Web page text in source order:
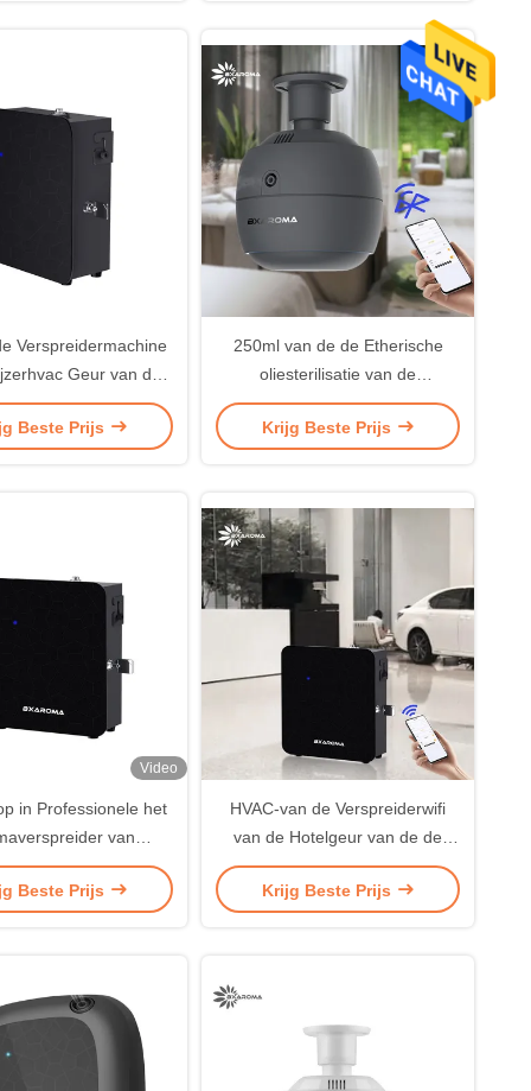
Verspreidermachine
Geur van de
van Wifi
de Machinegeur
Beste Prijs
250ml van de de Etherische
oliesterilisatie van de
luchtverspreider Commerciële
het Aromaverspreider
Krijg Beste Prijs
Video
in Professionele het
van
200ml van de
Beste Prijs
HVAC-van de Verspreiderwifi
van de Hotelgeur van de de
Verspreiderlucht de
Verfrissingsaroma 200ml
Krijg Beste Prijs